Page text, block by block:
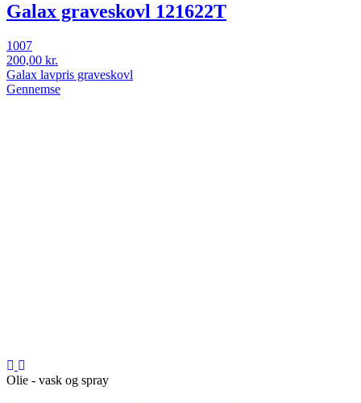
Galax graveskovl 121622T
1007
200,00 kr.
Galax lavpris graveskovl
Gennemse
Olie - vask og spray